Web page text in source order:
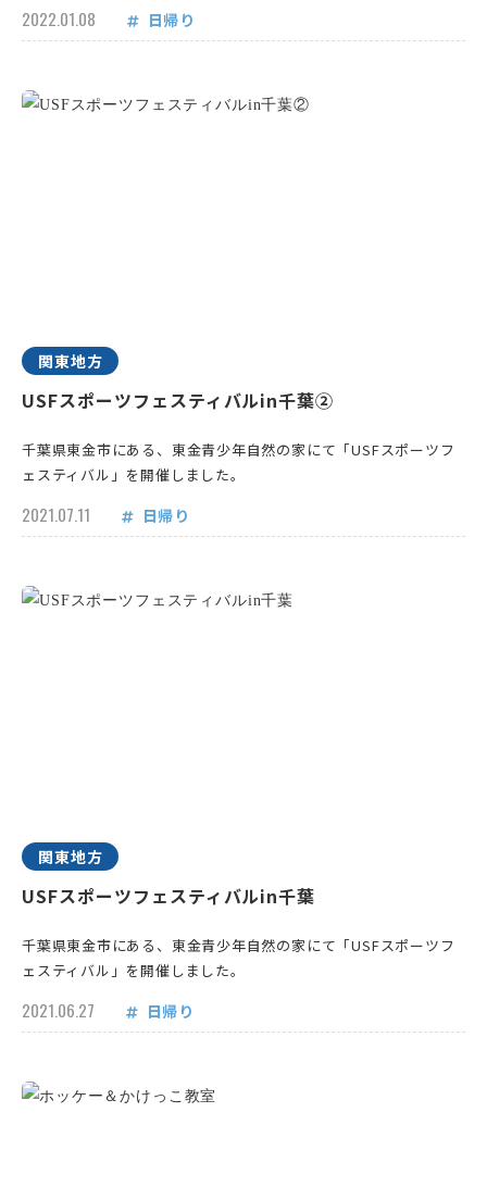
2022.01.08 日帰り
関東地方
USFスポーツフェスティバルin千葉②
千葉県東金市にある、東金青少年自然の家にて「USFスポーツフ
ェスティバル」を開催しました。
2021.07.11 日帰り
関東地方
USFスポーツフェスティバルin千葉
千葉県東金市にある、東金青少年自然の家にて「USFスポーツフ
ェスティバル」を開催しました。
2021.06.27 日帰り